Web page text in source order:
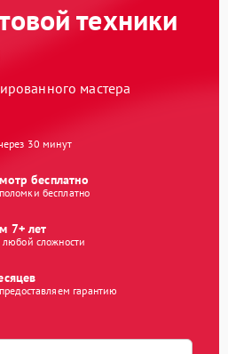
техники
мастера
30 минут
бесплатно
бесплатно
7+ лет
сложности
гарантию